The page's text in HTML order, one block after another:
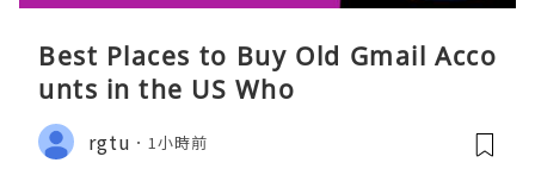
Best Places to Buy Old Gmail Acco
unts in the US Who
rgtu 1小時前